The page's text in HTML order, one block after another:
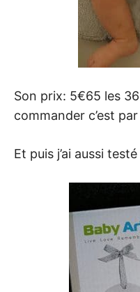
Son prix: 5€65 les
commander c’est par
Et puis j’ai aussi